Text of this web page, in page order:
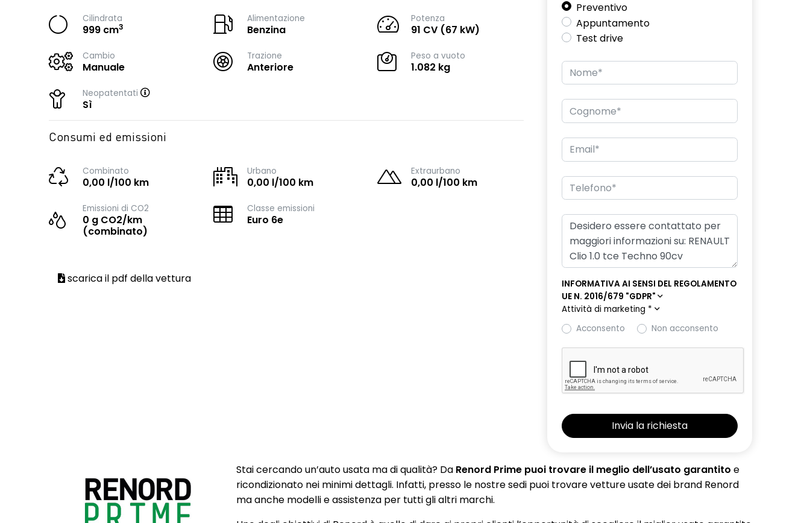
Cilindrata
999 cm3
Alimentazione
Benzina
Potenza
91 CV (67 kW)
Cambio
Manuale
Trazione
Anteriore
Peso a vuoto
1.082 kg
Neopatentati
Sì
Consumi ed emissioni
Combinato
0,00 l/100 km
Urbano
0,00 l/100 km
Extraurbano
0,00 l/100 km
Emissioni di CO2
0 g CO2/km
(combinato)
Classe emissioni
Euro 6e
scarica il pdf della vettura
Preventivo
Appuntamento
Test drive
INFORMATIVA AI SENSI DEL REGOLAMENTO
UE N. 2016/679 "GDPR"
Attività di marketing *
Acconsento
Non acconsento
Stai cercando un’auto usata ma di qualità? DaRenord Prime puoi trovare il meglio dell’usato garantito e
ricondizionato nei minimi dettagli. Infatti, presso le nostre sedi puoi trovare vetture usate dei brand Renord
ma anche modelli e assistenza per tutti gli altri marchi.